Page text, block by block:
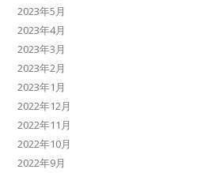
2023年5月
2023年4月
2023年3月
2023年2月
2023年1月
2022年12月
2022年11月
2022年10月
2022年9月